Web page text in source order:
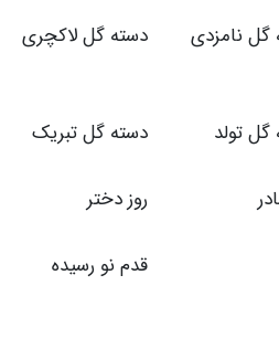
گل نامزدی دسته گل لاکچری
گل تولد دسته گل تبریک
روز دختر
قدم نو رسیده